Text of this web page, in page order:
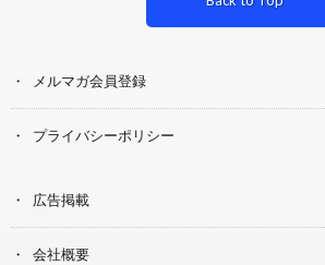
メルマガ会員登録
プライバシーポリシー
広告掲載
会社概要